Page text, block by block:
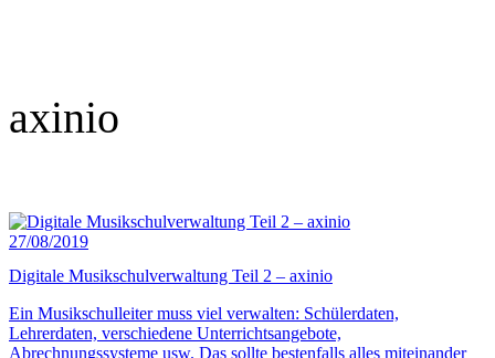
axinio
27/08/2019
Digitale Musikschulverwaltung Teil 2 – axinio
Ein Musikschulleiter muss viel verwalten: Schülerdaten,
Lehrerdaten, verschiedene Unterrichtsangebote,
Abrechnungssysteme usw. Das sollte bestenfalls alles miteinander